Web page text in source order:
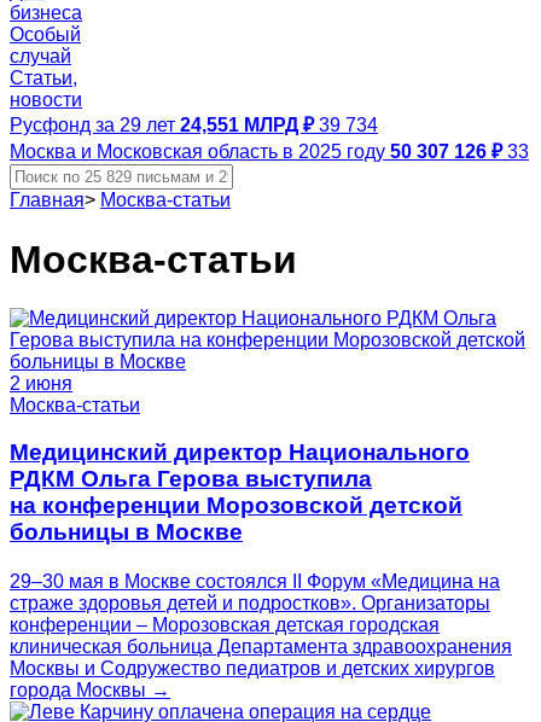
бизнеса
Особый
случай
Статьи,
новости
Русфонд за 29 лет 24,551 МЛРД ₽ 39 734
Москва и Московская область в 2025 году 50 307 126 ₽ 33
Главная> Москва-статьи
Москва-статьи
2 июня
Москва-статьи
Медицинский директор Национального
РДКМ Ольга Герова выступила
на конференции Морозовской детской
больницы в Москве
29–30 мая в Москве состоялся II Форум «Медицина на
страже здоровья детей и подростков». Организаторы
конференции – Морозовская детская городская
клиническая больница Департамента здравоохранения
Москвы и Содружество педиатров и детских хирургов
города Москвы →